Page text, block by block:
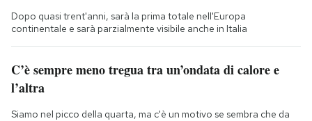
Dopo quasi trent'anni, sarà la prima totale nell'Europa
continentale e sarà parzialmente visibile anche in Italia
C’è sempre meno tregua tra un’ondata di calore e
l’altra
Siamo nel picco della quarta, ma c'è un motivo se sembra che da